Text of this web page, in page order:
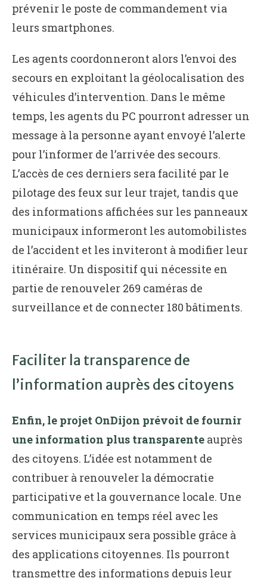
prévenir le poste de commandement via
leurs smartphones.
Les agents coordonneront alors l’envoi des
secours en exploitant la géolocalisation des
véhicules d’intervention. Dans le même
temps, les agents du PC pourront adresser un
message à la personne ayant envoyé l’alerte
pour l’informer de l’arrivée des secours.
L’accès de ces derniers sera facilité par le
pilotage des feux sur leur trajet, tandis que
des informations affichées sur les panneaux
municipaux informeront les automobilistes
de l’accident et les inviteront à modifier leur
itinéraire. Un dispositif qui nécessite en
partie de renouveler 269 caméras de
surveillance et de connecter 180 bâtiments.
Faciliter la transparence de
l’information auprès des citoyens
Enfin, le projet OnDijon prévoit de fournir
une information plus transparente auprès
des citoyens. L’idée est notamment de
contribuer à renouveler la démocratie
participative et la gouvernance locale. Une
communication en temps réel avec les
services municipaux sera possible grâce à
des applications citoyennes. Ils pourront
transmettre des informations depuis leur